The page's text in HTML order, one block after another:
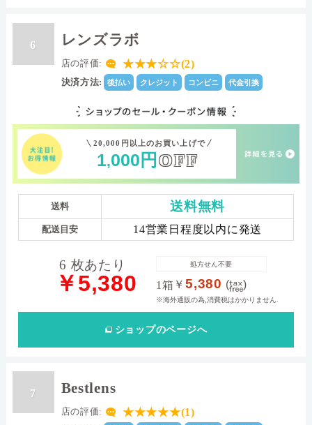
6 レンズラボ
店の評価: ★★★☆☆(2)
決済方法: 後払い クレジット コンビニ 代金引換
20,000円以上のお買い上げで
1,000 円 OFF
送料 送料無料
配送目安 14営業日程度以内に発送
6 枚あたり
￥5,380 1箱 ￥5,380 ( )
※海外通販の為,消費税はかかりません.
処方せん不要
ショップのページへ
7 Bestlens
店の評価: ★★★★★(1)